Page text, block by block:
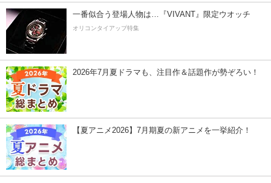
一番似合う登場人物は…『VIVANT』限定ウオッチ
オリコンタイアップ特集
2026年7月夏ドラマも、注目作＆話題作が勢ぞろい！
【夏アニメ2026】7月期夏の新アニメを一挙紹介！